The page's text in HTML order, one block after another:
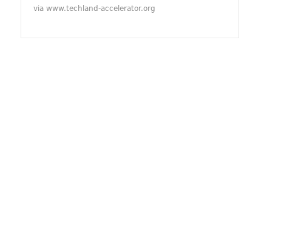
via www.techland-accelerator.org